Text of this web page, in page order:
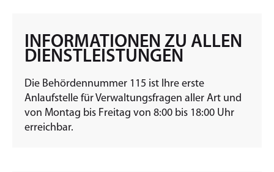
INFORMATIONEN ZU ALLEN
DIENSTLEISTUNGEN
Die Behördennummer 115 ist Ihre erste
Anlaufstelle für Verwaltungsfragen aller Art und
von Montag bis Freitag von 8:00 bis 18:00 Uhr
erreichbar.